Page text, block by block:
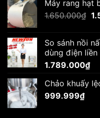
Máy rang hạt
1.650.000₫
So sánh nồi
dùng điện liền
1.789.000₫
Chảo khuấy
999.999₫